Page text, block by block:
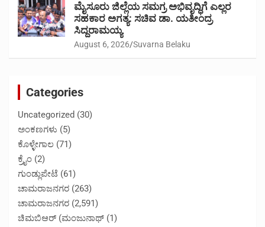
ಮೈಸೂರು ಜಿಲ್ಲೆಯ ಸಮಗ್ರ ಅಭಿವೃದ್ಧಿಗೆ ಎಲ್ಲರ
ಸಹಕಾರ ಅಗತ್ಯ: ಸಚಿವ ಡಾ. ಯತೀಂದ್ರ
ಸಿದ್ದರಾಮಯ್ಯ
August 6, 2026 Suvarna Belaku
Categories
Uncategorized (30)
ಅಂಕಣಗಳು (5)
ಕೊಳ್ಳೇಗಾಲ (71)
ಕ್ರೈಂ (2)
ಗುಂಡ್ಲುಪೇಟೆ (61)
ಚಾಮರಾಜನಗರ (263)
ಚಾಮರಾಜನಗರ (2,591)
ಚಿಮಬಿಆರ್ (ಮಂಜುನಾಥ್ (1)